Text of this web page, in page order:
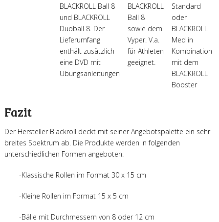
BLACKROLL Ball 8
und BLACKROLL
Duoball 8. Der
Lieferumfang
enthält zusätzlich
eine DVD mit
Übungsanleitungen
BLACKROLL
Ball 8
sowie dem
Vyper. V.a.
für Athleten
geeignet.
Standard
oder
BLACKROLL
Med in
Kombination
mit dem
BLACKROLL
Booster
Fazit
Der Hersteller Blackroll deckt mit seiner Angebotspalette ein sehr
breites Spektrum ab. Die Produkte werden in folgenden
unterschiedlichen Formen angeboten:
-Klassische Rollen im Format 30 x 15 cm
-Kleine Rollen im Format 15 x 5 cm
-Bälle mit Durchmessern von 8 oder 12 cm